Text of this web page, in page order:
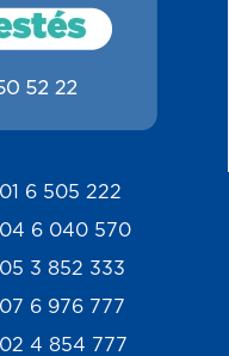
6 505 222
6 040 570
3 852 333
6 976 777
4 854 777